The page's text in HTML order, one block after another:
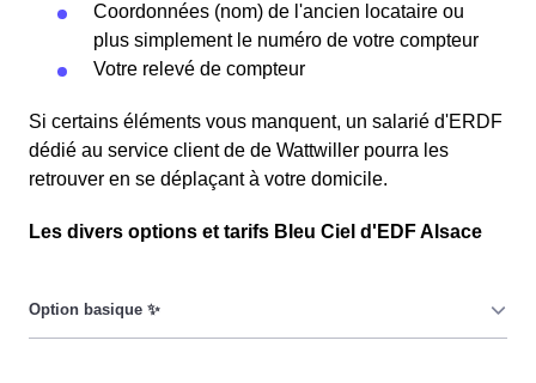
Coordonnées (nom) de l'ancien locataire ou
plus simplement le numéro de votre compteur
Votre relevé de compteur
Si certains éléments vous manquent, un salarié d'ERDF
dédié au service client de de Wattwiller pourra les
retrouver en se déplaçant à votre domicile.
Les divers options et tarifs Bleu Ciel d'EDF Alsace